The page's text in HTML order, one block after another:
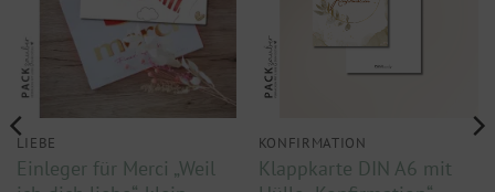
LIEBE
Einleger für Merci „Weil
KONFIRMATION
Klappkarte DIN A6 mit